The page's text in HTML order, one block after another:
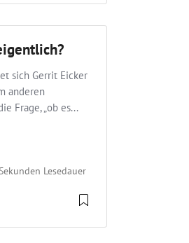
sich Gerrit Eicker
anderen
Frage, „ob es...
Lesedauer